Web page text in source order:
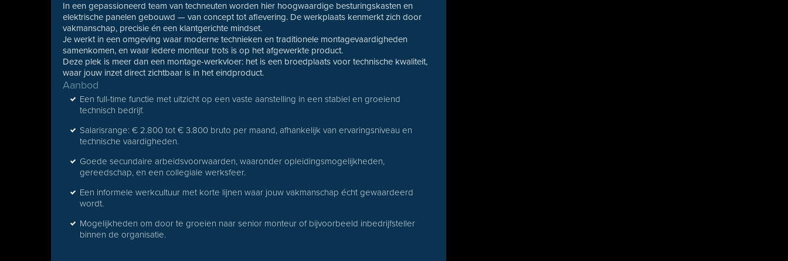
In een gepassioneerd team van techneuten worden hier hoogwaardige besturingskasten en
elektrische panelen gebouwd — van concept tot aflevering. De werkplaats kenmerkt zich door
vakmanschap, precisie én een klantgerichte mindset.
Je werkt in een omgeving waar moderne technieken en traditionele montagevaardigheden
samenkomen, en waar iedere monteur trots is op het afgewerkte product.
Deze plek is meer dan een montage-werkvloer: het is een broedplaats voor technische kwaliteit,
waar jouw inzet direct zichtbaar is in het eindproduct.
Aanbod
Een full-time functie met uitzicht op een vaste aanstelling in een stabiel en groeiend
technisch bedrijf.
Salarisrange: € 2.800 tot € 3.800 bruto per maand, afhankelijk van ervaringsniveau en
technische vaardigheden.
Goede secundaire arbeidsvoorwaarden, waaronder opleidingsmogelijkheden,
gereedschap, en een collegiale werksfeer.
Een informele werkcultuur met korte lijnen waar jouw vakmanschap écht gewaardeerd
wordt.
Mogelijkheden om door te groeien naar senior monteur of bijvoorbeeld inbedrijfsteller
binnen de organisatie.